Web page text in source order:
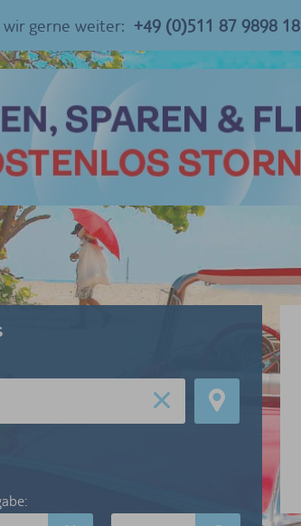
gerne weiter: +49 (0)511 87 9898 18